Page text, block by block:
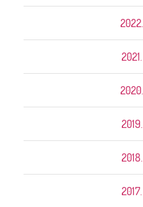
2022.
2021.
2020.
2019.
2018.
2017.